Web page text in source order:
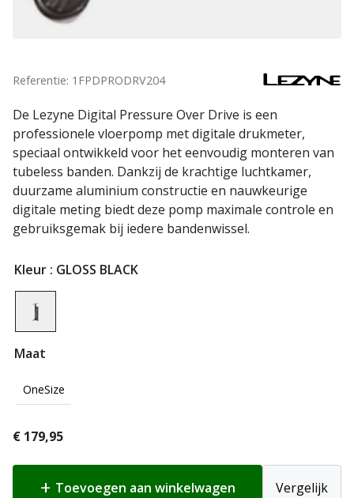
Referentie: 1FPDPRODRV204
De Lezyne Digital Pressure Over Drive is een
professionele vloerpomp met digitale drukmeter,
speciaal ontwikkeld voor het eenvoudig monteren van
tubeless banden. Dankzij de krachtige luchtkamer,
duurzame aluminium constructie en nauwkeurige
digitale meting biedt deze pomp maximale controle en
gebruiksgemak bij iedere bandenwissel.
Kleur : GLOSS BLACK
Maat
OneSize
€ 179,95
Toevoegen aan winkelwagen Vergelijk